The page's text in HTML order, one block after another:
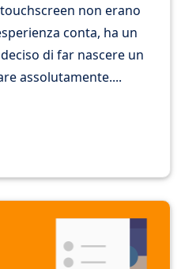
non erano
conta, ha un
di far nascere un
assolutamente....